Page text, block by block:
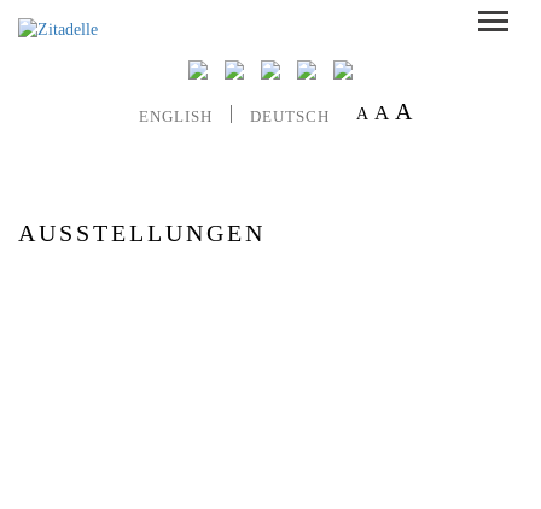
ENGLISH DEUTSCH A A A
AUSSTELLUNGEN